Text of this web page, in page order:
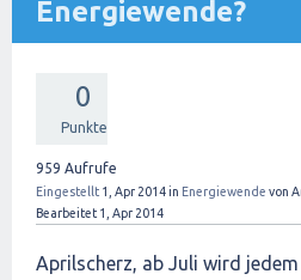
Energiewende?
0
Punkte
959 Aufrufe
Eingestellt 1, Apr 2014in Energiewende von
Bearbeitet 1, Apr 2014
Aprilscherz, ab Juli wird